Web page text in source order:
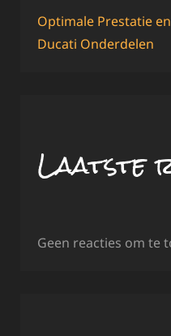
Optimale Prestatie
Ducati Onderdelen
Laatste
Geen reacties om te